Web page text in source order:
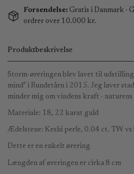
Forsendelse: Gratis i Danmark ·
ordrer over 10.000 kr.
Produktbeskrivelse
Storm-øreringen blev lavet til
mind" i Rundetårn i 2015. Jeg laver
minder mig om vindens kraft -
Materiale: 18, 22 karat guld
Ædelstene: Keshi perle, 0.04 ct. TW
Dette er en enkelt ørering
Længden af øreringen er cirka 8 cm